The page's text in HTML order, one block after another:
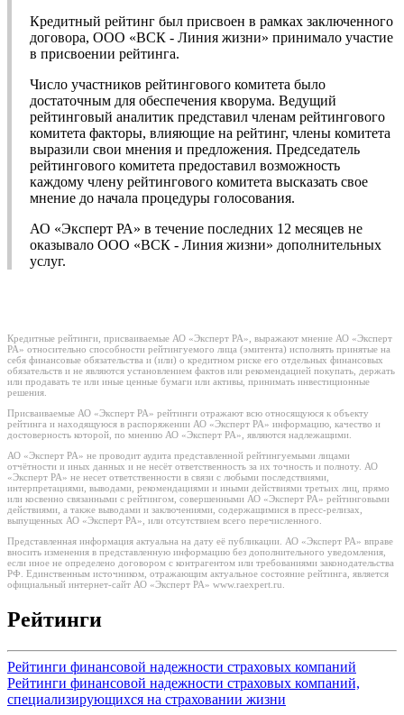
Кредитный рейтинг был присвоен в рамках заключенного
договора, ООО «ВСК - Линия жизни» принимало участие
в присвоении рейтинга.
Число участников рейтингового комитета было
достаточным для обеспечения кворума. Ведущий
рейтинговый аналитик представил членам рейтингового
комитета факторы, влияющие на рейтинг, члены комитета
выразили свои мнения и предложения. Председатель
рейтингового комитета предоставил возможность
каждому члену рейтингового комитета высказать свое
мнение до начала процедуры голосования.
АО «Эксперт РА» в течение последних 12 месяцев не
оказывало ООО «ВСК - Линия жизни» дополнительных
услуг.
Кредитные рейтинги, присваиваемые АО «Эксперт РА», выражают мнение АО «Эксперт
РА» относительно способности рейтингуемого лица (эмитента) исполнять принятые на
себя финансовые обязательства и (или) о кредитном риске его отдельных финансовых
обязательств и не являются установлением фактов или рекомендацией покупать, держать
или продавать те или иные ценные бумаги или активы, принимать инвестиционные
решения.
Присваиваемые АО «Эксперт РА» рейтинги отражают всю относящуюся к объекту
рейтинга и находящуюся в распоряжении АО «Эксперт РА» информацию, качество и
достоверность которой, по мнению АО «Эксперт РА», являются надлежащими.
АО «Эксперт РА» не проводит аудита представленной рейтингуемыми лицами
отчётности и иных данных и не несёт ответственность за их точность и полноту. АО
«Эксперт РА» не несет ответственности в связи с любыми последствиями,
интерпретациями, выводами, рекомендациями и иными действиями третьих лиц, прямо
или косвенно связанными с рейтингом, совершенными АО «Эксперт РА» рейтинговыми
действиями, а также выводами и заключениями, содержащимися в пресс-релизах,
выпущенных АО «Эксперт РА», или отсутствием всего перечисленного.
Представленная информация актуальна на дату её публикации. АО «Эксперт РА» вправе
вносить изменения в представленную информацию без дополнительного уведомления,
если иное не определено договором с контрагентом или требованиями законодательства
РФ. Единственным источником, отражающим актуальное состояние рейтинга, является
официальный интернет-сайт АО «Эксперт РА» www.raexpert.ru.
Рейтинги
Рейтинги финансовой надежности страховых компаний
Рейтинги финансовой надежности страховых компаний,
специализирующихся на страховании жизни